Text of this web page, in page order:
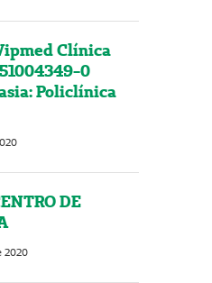
Clínica
0
Policlínica
DE
2020